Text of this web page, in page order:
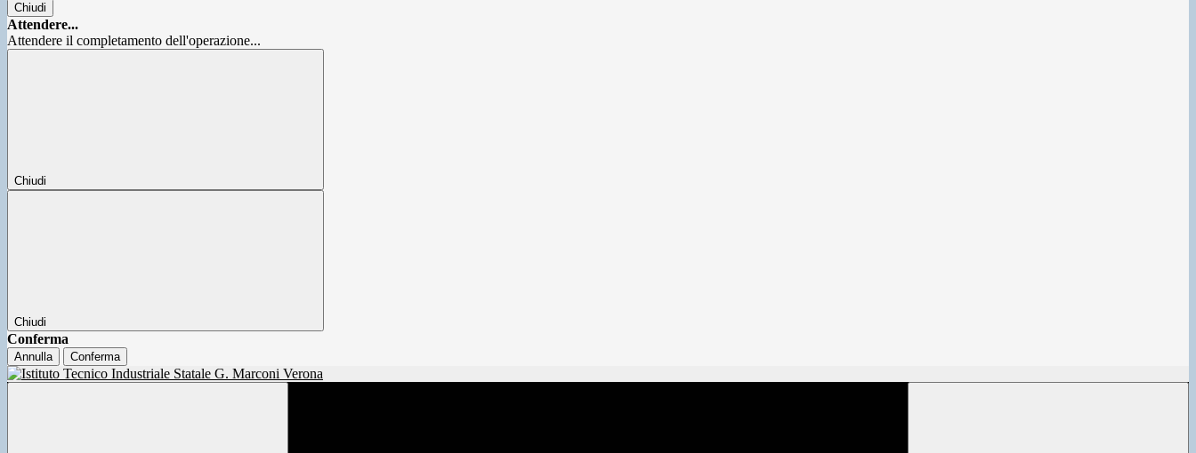
Chiudi
Attendere...
Attendere il completamento dell'operazione...
Chiudi
Chiudi
Conferma
Annulla Conferma